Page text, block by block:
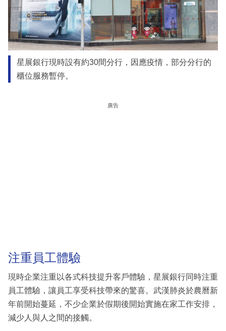
星展銀行現時設有約30間分行，因應疫情，部分分行的
櫃位服務暫停。
廣告
注重員工體驗
現時企業注重以各式科技提升客戶體驗，星展銀行同時注重
員工體驗，讓員工享受科技帶來的驚喜。武漢肺炎於農曆新
年前開始蔓延，不少企業於假期後開始實施在家工作安排，
減少人與人之間的接觸。